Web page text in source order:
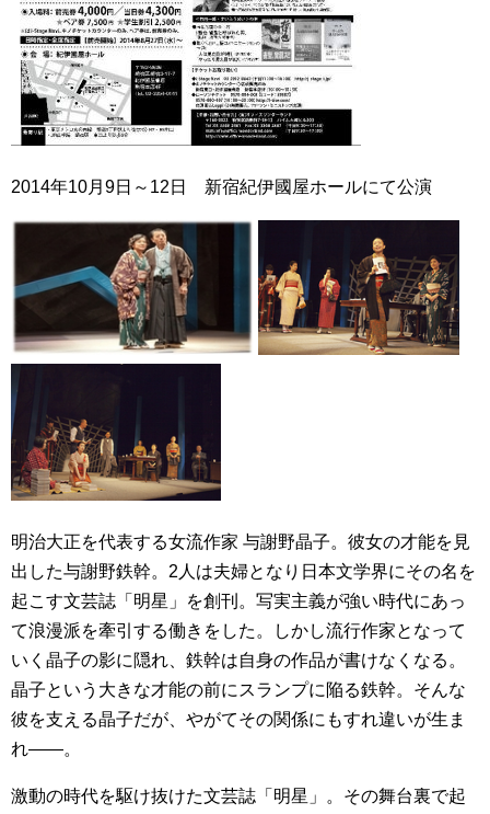
2014年10月9日～12日 新宿紀伊國屋ホールにて公演
明治大正を代表する女流作家 与謝野晶子。彼女の才能を見
出した与謝野鉄幹。2人は夫婦となり日本文学界にその名を
起こす文芸誌「明星」を創刊。写実主義が強い時代にあっ
て浪漫派を牽引する働きをした。しかし流行作家となって
いく晶子の影に隠れ、鉄幹は自身の作品が書けなくなる。
晶子という大きな才能の前にスランプに陥る鉄幹。そんな
彼を支える晶子だが、やがてその関係にもすれ違いが生ま
れ――。
激動の時代を駆け抜けた文芸誌「明星」。その舞台裏で起